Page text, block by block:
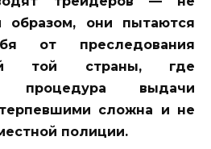
образом, они пытаются
от преследования
той страны, где
процедура выдачи
сложна и не
полиции.